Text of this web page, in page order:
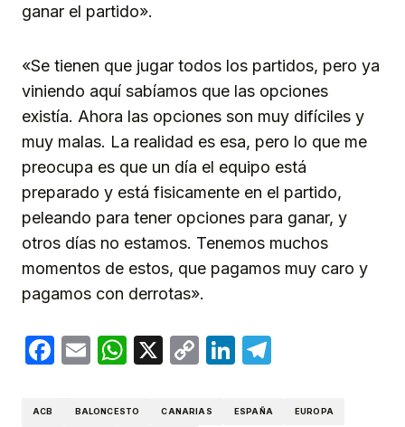
ganar el partido».
«Se tienen que jugar todos los partidos, pero ya
viniendo aquí sabíamos que las opciones
existía. Ahora las opciones son muy difíciles y
muy malas. La realidad es esa, pero lo que me
preocupa es que un día el equipo está
preparado y está fisicamente en el partido,
peleando para tener opciones para ganar, y
otros días no estamos. Tenemos muchos
momentos de estos, que pagamos muy caro y
pagamos con derrotas».
Facebook
EmailWhatsApp
X
CopyLinkedIn
ACB BALONCESTO CANARIAS ESPAÑA EUROPA